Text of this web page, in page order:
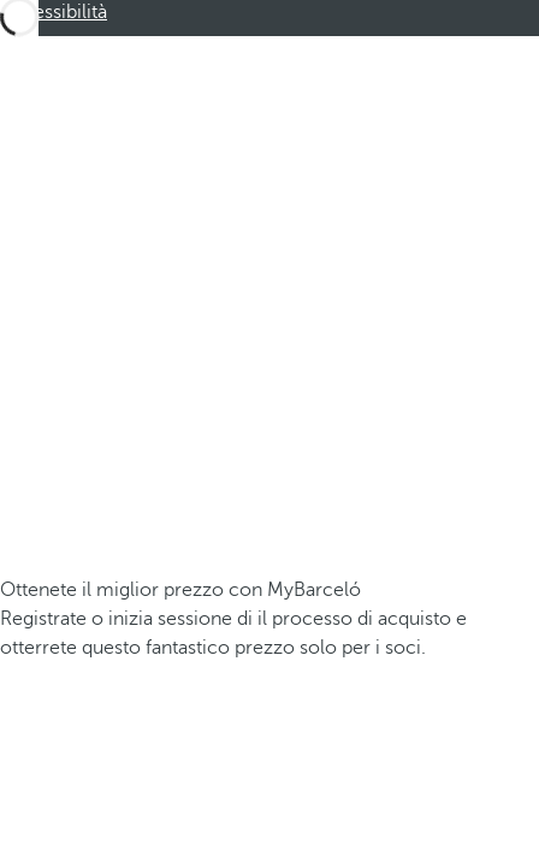
Accessibilità
Ottenete il miglior prezzo con MyBarceló
Registrate o inizia sessione di il processo di acquisto e
otterrete questo fantastico prezzo solo per i soci.